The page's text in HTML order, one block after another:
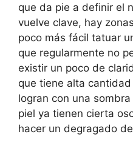
que da pie a definir el
vuelve clave, hay
poco más fácil tatuar
que regularmente no
existir un poco de
que tiene alta
logran con una
piel ya tienen cierta
hacer un degragado